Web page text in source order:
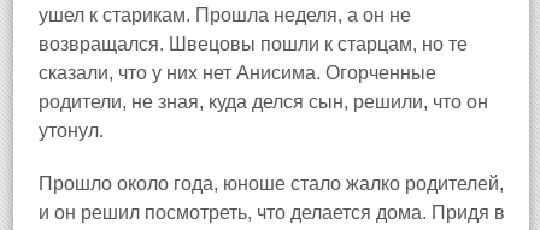
ушел к старикам. Прошла неделя, а он не
возвращался. Швецовы пошли к старцам, но те
сказали, что у них нет Анисима. Огорченные
родители, не зная, куда делся сын, решили, что он
утонул.
Прошло около года, юноше стало жалко родителей,
и он решил посмотреть, что делается дома. Придя в